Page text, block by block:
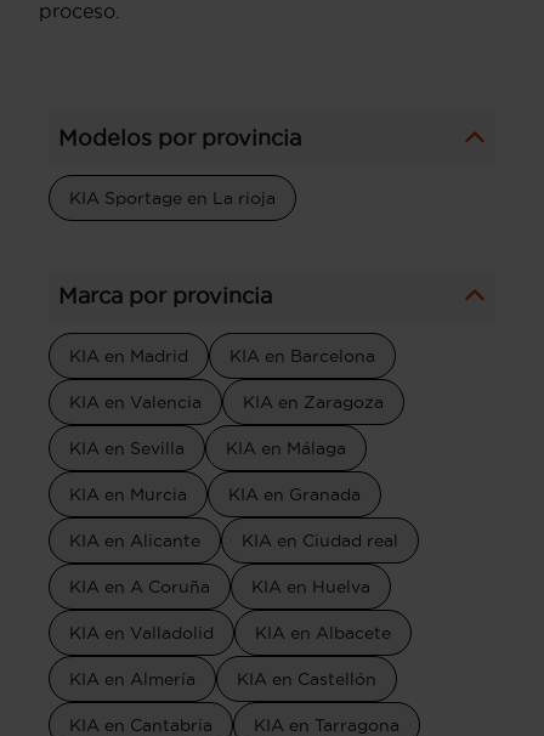
proceso.
Modelos por provincia
KIA Sportage en La rioja
Marca por provincia
KIA en Madrid KIA en Barcelona
KIA en Valencia KIA en Zaragoza
KIA en Sevilla KIA en Málaga
KIA en Murcia KIA en Granada
KIA en Alicante KIA en Ciudad real
KIA en A Coruña KIA en Huelva
KIA en Valladolid KIA en Albacete
KIA en Almería KIA en Castellón
KIA en Cantabria KIA en Tarragona